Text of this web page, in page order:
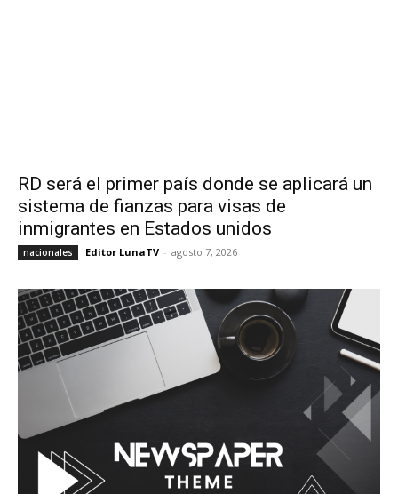
RD será el primer país donde se aplicará un
sistema de fianzas para visas de
inmigrantes en Estados unidos
nacionales Editor LunaTV - agosto 7, 2026